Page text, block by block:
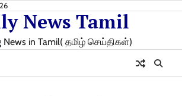
News Tamil
News in Tamil( தமிழ் செய்திகள்)